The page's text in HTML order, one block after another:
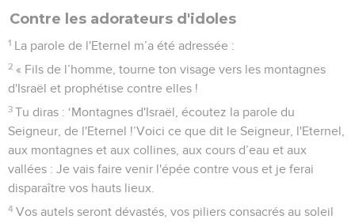
Contre les adorateurs d'idoles
1 La parole de l'Eternel m’a été adressée :
2 « Fils de l’homme, tourne ton visage vers les montagnes
d'Israël et prophétise contre elles !
3 Tu diras : ‘Montagnes d'Israël, écoutez la parole du
Seigneur, de l'Eternel !’Voici ce que dit le Seigneur, l'Eternel,
aux montagnes et aux collines, aux cours d’eau et aux
vallées : Je vais faire venir l'épée contre vous et je ferai
disparaître vos hauts lieux.
4 Vos autels seront dévastés, vos piliers consacrés au soleil